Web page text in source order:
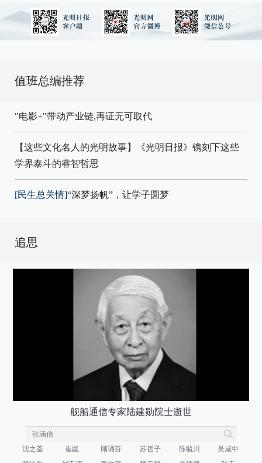
值班总编推荐
"电影+"带动产业链,再证无可取代
【这些文化名人的光明故事】《光明日报》镌刻下这些
学界泰斗的睿智哲思
[民生总关情]“深梦扬帆”，让学子圆梦
追思
舰船通信专家陆建勋院士逝世
沈之荃 崔崑 顾诵芬 苏哲子 陈毓川
吴咸中